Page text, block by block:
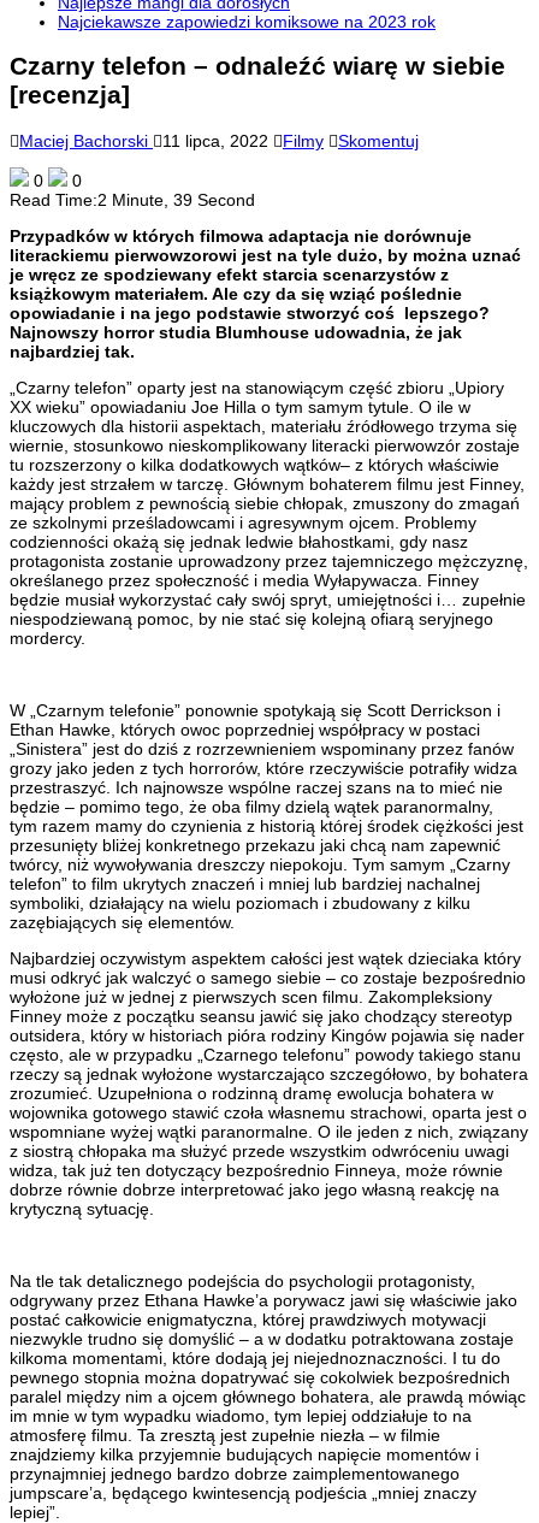
Najciekawsze zapowiedzi komiksowe na 2023 rok
Czarny telefon – odnaleźć wiarę w siebie
[recenzja]
Maciej Bachorski 11 lipca, 2022 Filmy Skomentuj
0
0
Read Time:2 Minute, 39 Second
Przypadków w których filmowa adaptacja nie dorównuje
literackiemu pierwowzorowi jest na tyle dużo, by można uznać
je wręcz ze spodziewany efekt starcia scenarzystów z
książkowym materiałem. Ale czy da się wziąć poślednie
opowiadanie i na jego podstawie stworzyć coś lepszego?
Najnowszy horror studia Blumhouse udowadnia, że jak
najbardziej tak.
„Czarny telefon” oparty jest na stanowiącym część zbioru „Upiory
XX wieku” opowiadaniu Joe Hilla o tym samym tytule. O ile w
kluczowych dla historii aspektach, materiału źródłowego trzyma się
wiernie, stosunkowo nieskomplikowany literacki pierwowzór zostaje
tu rozszerzony o kilka dodatkowych wątków– z których właściwie
każdy jest strzałem w tarczę. Głównym bohaterem filmu jest Finney,
mający problem z pewnością siebie chłopak, zmuszony do zmagań
ze szkolnymi prześladowcami i agresywnym ojcem. Problemy
codzienności okażą się jednak ledwie błahostkami, gdy nasz
protagonista zostanie uprowadzony przez tajemniczego mężczyznę,
określanego przez społeczność i media Wyłapywacza. Finney
będzie musiał wykorzystać cały swój spryt, umiejętności i… zupełnie
niespodziewaną pomoc, by nie stać się kolejną ofiarą seryjnego
mordercy.
W „Czarnym telefonie” ponownie spotykają się Scott Derrickson i
Ethan Hawke, których owoc poprzedniej współpracy w postaci
„Sinistera” jest do dziś z rozrzewnieniem wspominany przez fanów
grozy jako jeden z tych horrorów, które rzeczywiście potrafiły widza
przestraszyć. Ich najnowsze wspólne raczej szans na to mieć nie
będzie – pomimo tego, że oba filmy dzielą wątek paranormalny,
tym razem mamy do czynienia z historią której środek ciężkości jest
przesunięty bliżej konkretnego przekazu jaki chcą nam zapewnić
twórcy, niż wywoływania dreszczy niepokoju. Tym samym „Czarny
telefon” to film ukrytych znaczeń i mniej lub bardziej nachalnej
symboliki, działający na wielu poziomach i zbudowany z kilku
zazębiających się elementów.
Najbardziej oczywistym aspektem całości jest wątek dzieciaka który
musi odkryć jak walczyć o samego siebie – co zostaje bezpośrednio
wyłożone już w jednej z pierwszych scen filmu. Zakompleksiony
Finney może z początku seansu jawić się jako chodzący stereotyp
outsidera, który w historiach pióra rodziny Kingów pojawia się nader
często, ale w przypadku „Czarnego telefonu” powody takiego stanu
rzeczy są jednak wyłożone wystarczająco szczegółowo, by bohatera
zrozumieć. Uzupełniona o rodzinną dramę ewolucja bohatera w
wojownika gotowego stawić czoła własnemu strachowi, oparta jest o
wspomniane wyżej wątki paranormalne. O ile jeden z nich, związany
z siostrą chłopaka ma służyć przede wszystkim odwróceniu uwagi
widza, tak już ten dotyczący bezpośrednio Finneya, może równie
dobrze równie dobrze interpretować jako jego własną reakcję na
krytyczną sytuację.
Na tle tak detalicznego podejścia do psychologii protagonisty,
odgrywany przez Ethana Hawke’a porywacz jawi się właściwie jako
postać całkowicie enigmatyczna, której prawdziwych motywacji
niezwykle trudno się domyślić – a w dodatku potraktowana zostaje
kilkoma momentami, które dodają jej niejednoznaczności. I tu do
pewnego stopnia można dopatrywać się cokolwiek bezpośrednich
paralel między nim a ojcem głównego bohatera, ale prawdą mówiąc
im mnie w tym wypadku wiadomo, tym lepiej oddziałuje to na
atmosferę filmu. Ta zresztą jest zupełnie niezła – w filmie
znajdziemy kilka przyjemnie budujących napięcie momentów i
przynajmniej jednego bardzo dobrze zaimplementowanego
jumpscare’a, będącego kwintesencją podjeścia „mniej znaczy
lepiej”.